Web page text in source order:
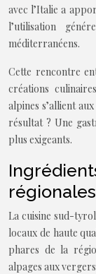
avec l’Italie a
l’utilisation
méditerranéens.
Cette rencontre
créations
alpines s’allient
résultat ? Une
plus exigeants.
régionales
La cuisine sud-
locaux de haute
phares de la
alpages aux